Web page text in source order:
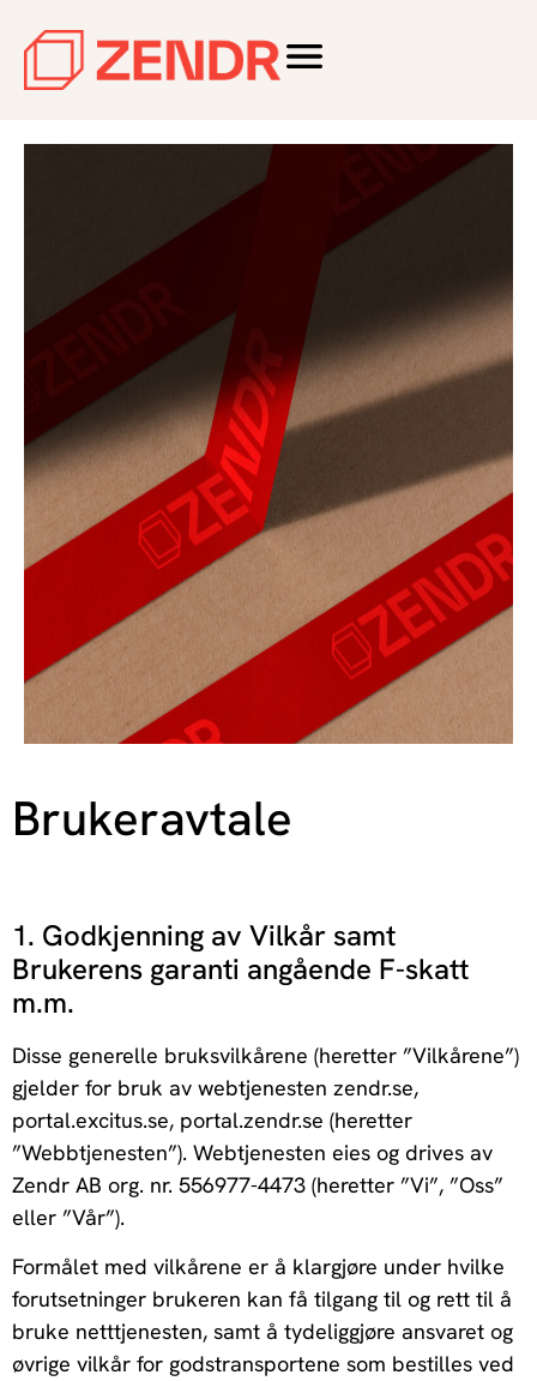
Brukeravtale
1. Godkjenning av Vilkår samt
Brukerens garanti angående F-skatt
m.m.
Disse generelle bruksvilkårene (heretter ”Vilkårene”)
gjelder for bruk av webtjenesten zendr.se,
portal.excitus.se, portal.zendr.se (heretter
”Webbtjenesten”). Webtjenesten eies og drives av
Zendr AB org. nr. 556977-4473 (heretter ”Vi”, ”Oss”
eller ”Vår”).
Formålet med vilkårene er å klargjøre under hvilke
forutsetninger brukeren kan få tilgang til og rett til å
bruke netttjenesten, samt å tydeliggjøre ansvaret og
øvrige vilkår for godstransportene som bestilles ved